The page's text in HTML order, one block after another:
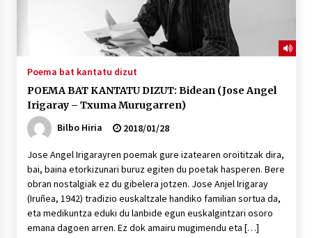
Poema bat kantatu dizut
POEMA BAT KANTATU DIZUT: Bidean (Jose Angel
Irigaray – Txuma Murugarren)
Bilbo Hiria
2018/01/28
Jose Angel Irigarayren poemak gure izatearen oroititzak dira,
bai, baina etorkizunari buruz egiten du poetak hasperen. Bere
obran nostalgiak ez du gibelera jotzen. Jose Anjel Irigaray
(Iruñea, 1942) tradizio euskaltzale handiko familian sortua da,
eta medikuntza eduki du lanbide egun euskalgintzari osoro
emana dagoen arren. Ez dok amairu mugimendu eta […]